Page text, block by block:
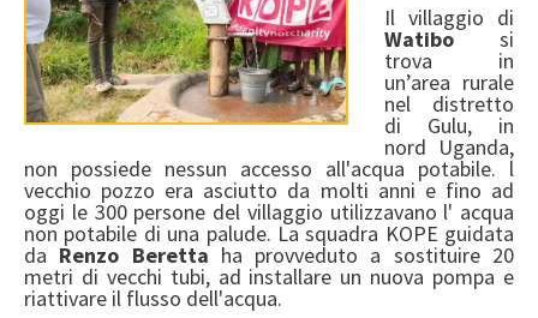
Il villaggio di
Watibosi
trova in
un’area rurale
nel distretto
di Gulu, in
nord Uganda,
non possiede nessun accesso all'acqua potabile. l
vecchio pozzo era asciutto da molti anni e fino ad
oggi le 300 persone del villaggio utilizzavano l' acqua
non potabile di una palude. La squadra KOPE guidata
da Renzo Berettaha provveduto a sostituire 20
metri di vecchi tubi, ad installare un nuova pompa e
riattivare il flusso dell'acqua.